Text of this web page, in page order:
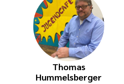
Thomas
Hummelsberger